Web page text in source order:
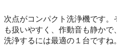
次点がコンパクト洗浄機です
も扱いやすく、作動音も静か
洗浄するには最適の１台ですね。